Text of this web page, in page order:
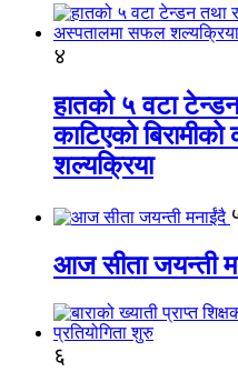
४
हातको ५ वटा
काटिएको
शल्यक्रिया
आज सीता जयन्ती
६